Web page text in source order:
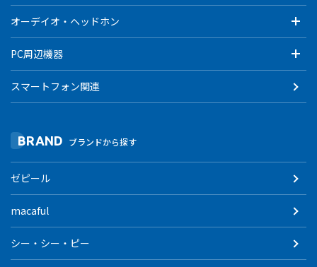
オーデイオ・ヘッドホン
PC周辺機器
スマートフォン関連
BRAND ブランドから探す
ゼピール
macaful
シー・シー・ピー